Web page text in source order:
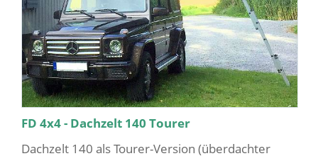
FD 4x4 - Dachzelt 140 Tourer
Dachzelt 140 als Tourer-Version (überdachter